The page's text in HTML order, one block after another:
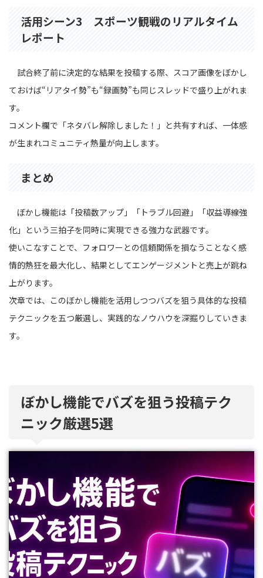
活用シーン3 スポーツ観戦のリアルタイム
レポート
試合終了前に決定的な結果を投稿する際、スコア画像をぼかし
ておけば“リアタイ勢”も“録画勢”も同じスレッドで盛り上がれま
す。
コメント欄で「ネタバレ解除しました！」と共有すれば、一体感
が生まれコミュニティ熱量が向上します。
まとめ
ぼかし機能は「投稿数アップ」「トラブル回避」「収益導線強
化」という三拍子を同時に実現できる強力な武器です。
使いこなすことで、フォロワーとの信頼関係を損なうことなく感
情的熱狂を最大化し、結果としてエンゲージメントと売上が跳ね
上がります。
次章では、このぼかし機能を活用しつつバズを狙う具体的な投稿
テクニックを五つ厳選し、実践的なノウハウを深掘りしていきま
す。
ぼかし機能でバズを狙う投稿テク
ニック厳選5選